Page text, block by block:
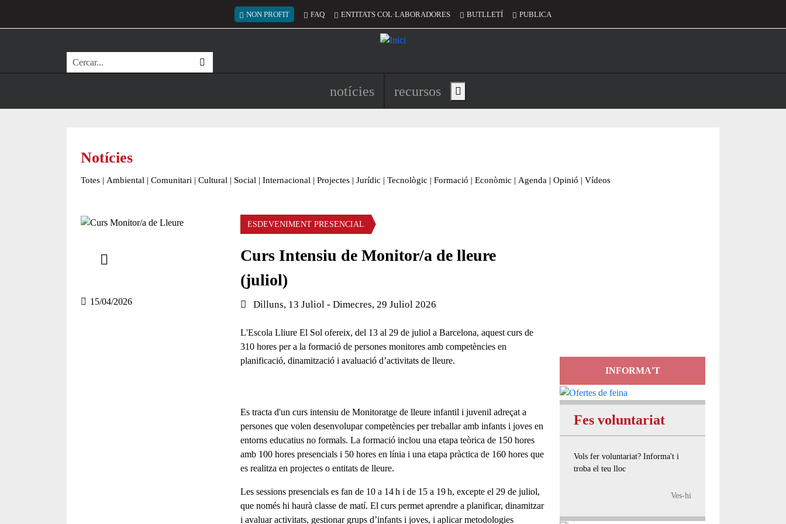
Menú del compte d'usuari
NON PROFIT FAQ ENTITATS COL·LABORADORES BUTLLETÍ PUBLICA
Cerca
Navegació principal de l'encapçalament
notícies recursos Show main menu
Notícies
Totes | Ambiental | Comunitari | Cultural | Social | Internacional | Projectes | Jurídic | Tecnològic | Formació | Econòmic | Agenda | Opinió | Vídeos
15/04/2026
ESDEVENIMENT PRESENCIAL
Curs Intensiu de Monitor/a de lleure
(juliol)
Data de l'esdeveniment:
Dilluns, 13 Juliol - Dimecres, 29 Juliol 2026
L'Escola Lliure El Sol ofereix, del 13 al 29 de juliol a Barcelona, aquest curs de
310 hores per a la formació de persones monitores amb competències en
planificació, dinamització i avaluació d’activitats de lleure.
Es tracta d'un curs intensiu deMonitoratge de lleure infantil i juvenil adreçat a
persones que volen desenvolupar competències per treballar amb infants i joves en
entorns educatius no formals. La formació inclou una etapa teòrica de 150 hores
amb 100 hores presencials i 50 hores en línia i una etapa pràctica de 160 horesque
es realitza en projectes o entitats de lleure.
Les sessions presencials es fan de 10 a 14 h i de 15 a 19 h, excepte el 29 de juliol,
que només hi haurà classe de matí. El curs permet aprendre a planificar, dinamitzar
i avaluar activitats, gestionar grups d’infants i joves, i aplicar metodologies
INFORMA'T
Fes voluntariat
Vols fer voluntariat? Informa't i
troba el teu lloc
Ves-hi